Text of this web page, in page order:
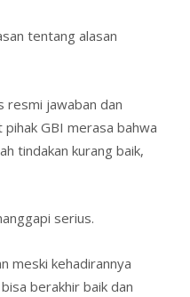
tentang alasan
resmi jawaban dan
GBI merasa bahwa
tindakan kurang baik,
serius.
meski kehadirannya
berakhir baik dan